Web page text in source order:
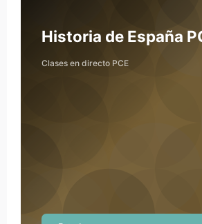
Course image
Course name
Historia de España
Clases en directo PCE